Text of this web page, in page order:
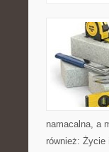
namacalna, a
również: